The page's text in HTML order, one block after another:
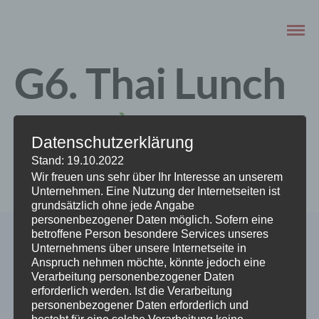
G6. Thai Lunch
Box
Datenschutzerklärung
Stand: 19.10.2022
Wir freuen uns sehr über Ihr Interesse an unserem
Unternehmen. Eine Nutzung der Internetseiten ist
grundsätzlich ohne jede Angabe
personenbezogener Daten möglich. Sofern eine
betroffene Person besondere Services unseres
Unternehmens über unsere Internetseite in
Anspruch nehmen möchte, könnte jedoch eine
Verarbeitung personenbezogener Daten
erforderlich werden. Ist die Verarbeitung
personenbezogener Daten erforderlich und